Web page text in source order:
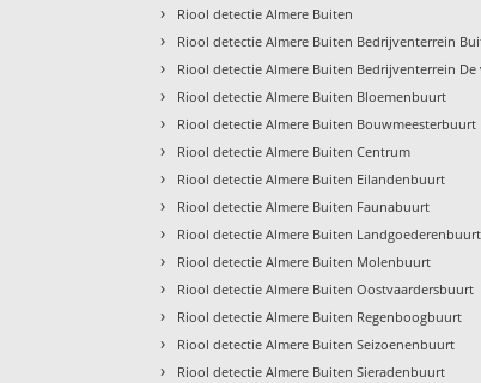
› Riool detectie Almere Buiten
› Riool detectie Almere Buiten Bedrijventerrein
› Riool detectie Almere Buiten Bedrijventerrein De
› Riool detectie Almere Buiten Bloemenbuurt
› Riool detectie Almere Buiten Bouwmeesterbuurt
› Riool detectie Almere Buiten Centrum
› Riool detectie Almere Buiten Eilandenbuurt
› Riool detectie Almere Buiten Faunabuurt
› Riool detectie Almere Buiten Landgoederenbuurt
› Riool detectie Almere Buiten Molenbuurt
› Riool detectie Almere Buiten Oostvaardersbuurt
› Riool detectie Almere Buiten Regenboogbuurt
› Riool detectie Almere Buiten Seizoenenbuurt
› Riool detectie Almere Buiten Sieradenbuurt